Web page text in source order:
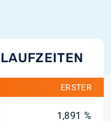
ERSTER
1,891 %